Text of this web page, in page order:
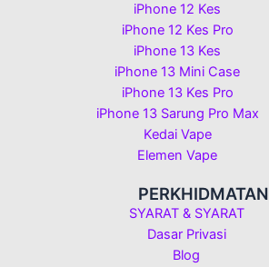
iPhone 12 Kes
iPhone 12 Kes Pro
iPhone 13 Kes
iPhone 13 Mini Case
iPhone 13 Kes Pro
iPhone 13 Sarung Pro Max
Kedai Vape
Elemen Vape
PERKHIDMATAN
SYARAT & SYARAT
Dasar Privasi
Blog